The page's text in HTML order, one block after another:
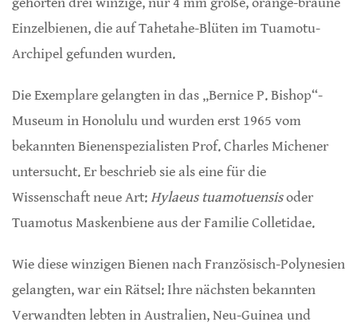
Einzelbienen, die auf Tahetahe-Blüten im Tuamotu-
Archipel gefunden wurden.
Die Exemplare gelangten in das „Bernice P. Bishop“-
Museum in Honolulu und wurden erst 1965 vom
bekannten Bienenspezialisten Prof. Charles Michener
untersucht. Er beschrieb sie als eine für die
Wissenschaft neue Art:Hylaeus tuamotuensisoder
Tuamotus Maskenbiene aus der Familie Colletidae.
Wie diese winzigen Bienen nach Französisch-Polynesien
gelangten, war ein Rätsel: Ihre nächsten bekannten
Verwandten lebten in Australien, Neu-Guinea und